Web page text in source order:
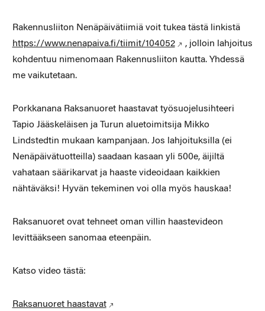
Rakennusliiton Nenäpäivätiimiä voit tukea tästä linkistä
https://www.nenapaiva.fi/tiimit/104052
, jolloin lahjoitus
kohdentuu nimenomaan Rakennusliiton kautta. Yhdessä
me vaikutetaan.
Porkkanana Raksanuoret haastavat työsuojelusihteeri
Tapio Jääskeläisen ja Turun aluetoimitsija Mikko
Lindstedtin mukaan kampanjaan. Jos lahjoituksilla (ei
Nenäpäivätuotteilla) saadaan kasaan yli 500e, äijiltä
vahataan säärikarvat ja haaste videoidaan kaikkien
nähtäväksi! Hyvän tekeminen voi olla myös hauskaa!
Raksanuoret ovat tehneet oman villin haastevideon
levittääkseen sanomaa eteenpäin.
Katso video tästä:
Raksanuoret haastavat